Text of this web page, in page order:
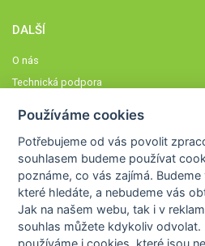
DALŠÍ
O nás
Technická podpora
Členové STOBklubu
Zásady nakládání s osobními údaji
Otestujte se
Spočítejte si
Výzva 52
Používáme cookies
Potřebujeme od vás povolit
souhlasem budeme používat
poznáme,co vás zajímá.
které hledáte, a nebudeme vás
Jak na našem webu, tak i v
souhlas můžete kdykoliv odvolat.
používáme i cookies, které jsou